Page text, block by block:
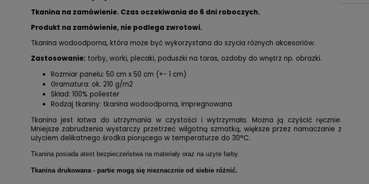
Tkanina na zamówienie. Czas oczekiwania do 6 dni roboczych.
Produkt na zamówienie, nie podlega zwrotowi.
Tkanina wodoodporna, która może być wykorzystana do szycia różnych akcesoriów.
Zastosowanie: torby, worki, plecaki, poduszki na taras, ozdoby do wnętrz np. obrazki.
Rozmiar panelu: 50 cm x 50 cm (+- 1 cm)
Gramatura: ok. 210 g/m2
Skład: 100% poliester
Rodzaj tkaniny: tkanina wodoodporna, impregnowana
Tkanina jest łatwa do utrzymania w czystości i wytrzymała. Można ją czyścić ręcznie.
Mniejsze zabrudzenia wystarczy przetrzeć wilgotną szmatką, większe przez namaczanie z
użyciem delikatnego środka piorącego w temperaturze do 30°C.
Tkanina posiada atest bezpieczeństwa na materiały oraz na użyte farby.
Tkanina drukowana - partie mogą się nieznacznie od siebie różnić.